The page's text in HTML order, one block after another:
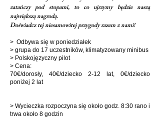
zatańczy pod stopami, to co ujrzymy będzie naszą
największą nagrodą.
Doświadcz tej niesamowitej przygody razem z nami!
> Odbywa się w poniedziałek
> grupa do 17 uczestników, klimatyzowany minibus
> Polskojęzyczny pilot
> Cena:
70€/dorosły, 40€/dziecko 2-12 lat, 0€/dziecko
poniżej 2 lat
> Wycieczka rozpoczyna się około godz. 8:30 rano i
trwa około 8 godzin